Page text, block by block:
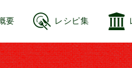
要 レシピ集